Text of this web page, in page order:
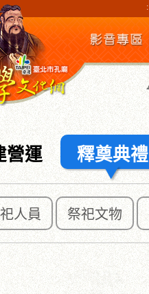
營運 釋奠典禮
人員 祭祀文物